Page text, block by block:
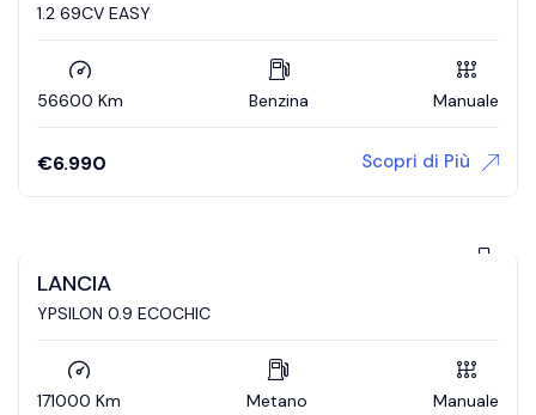
1.2 69CV EASY
56600 Km Benzina Manuale
€6.990 Scopri di Più
LANCIA
YPSILON 0.9 ECOCHIC
171000 Km Metano Manuale